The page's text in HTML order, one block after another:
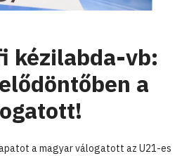
kézilabda-vb:
a
a magyar válogatott az U21-es